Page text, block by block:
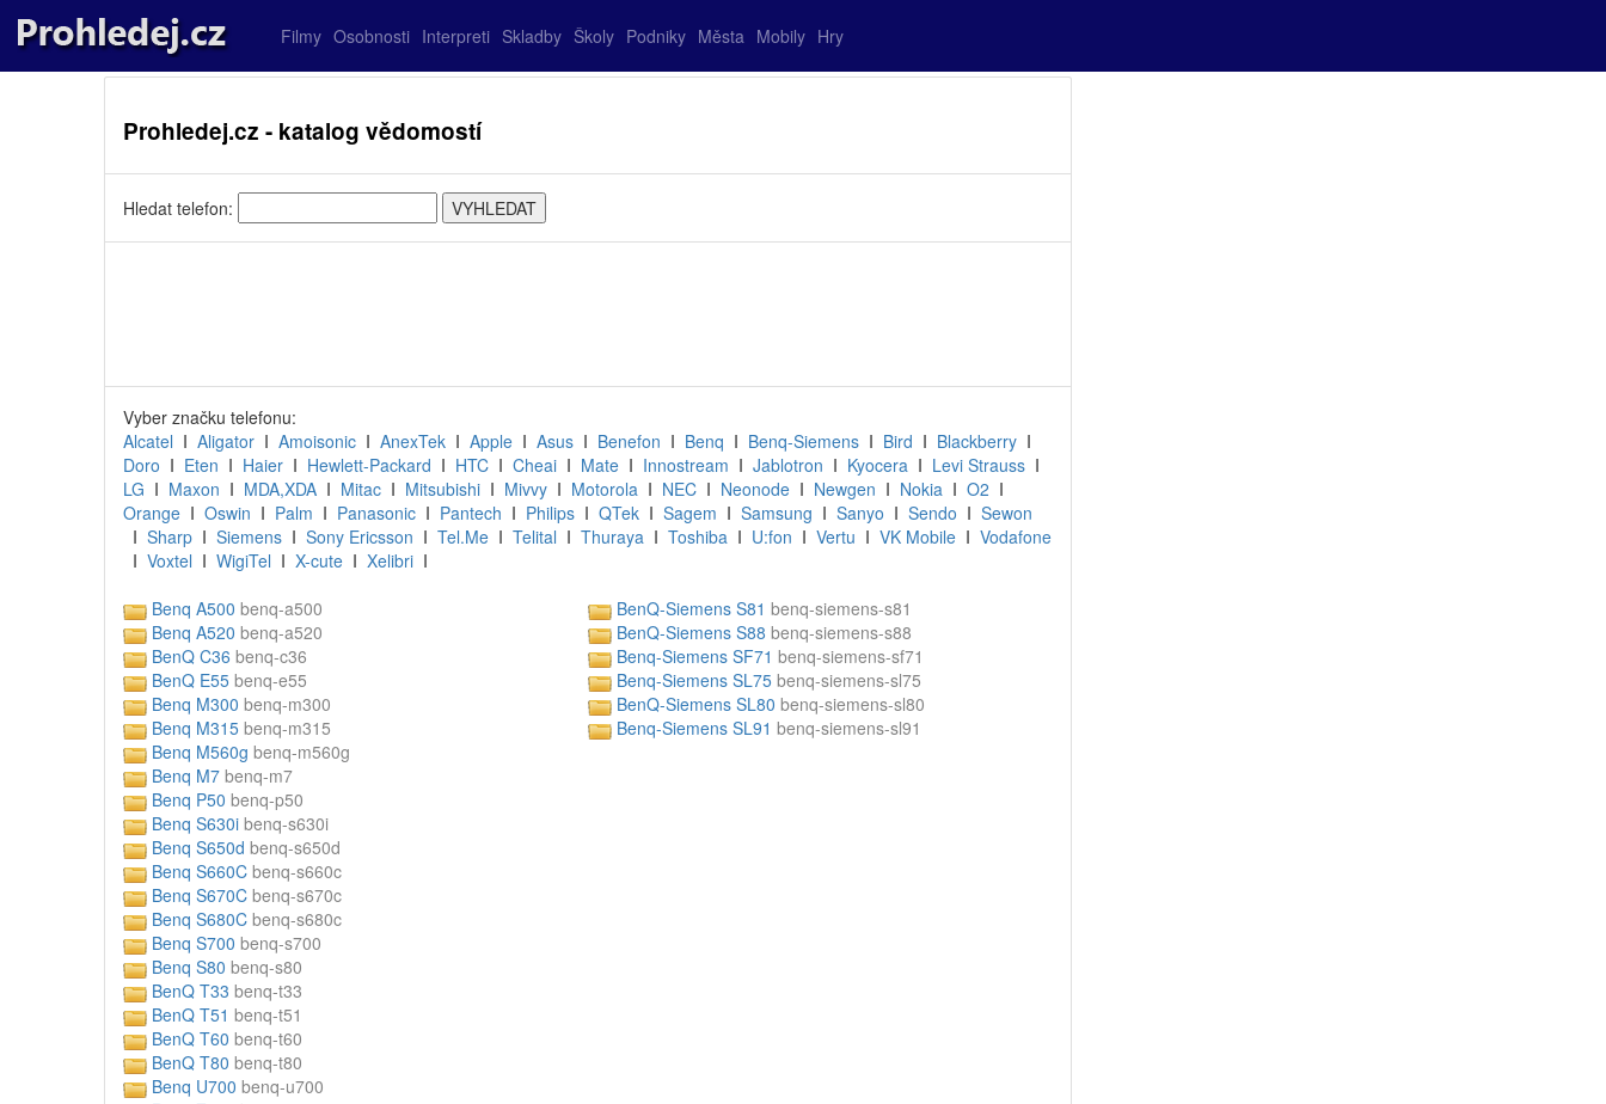
Filmy Osobnosti Interpreti Skladby Školy Podniky Města Mobily Hry
Prohledej.cz - katalog vědomostí
Hledat telefon:
Vyber značku telefonu:
Alcatel I Aligator I Amoisonic I AnexTek I Apple I Asus I Benefon I Benq I Benq-Siemens I Bird I Blackberry I
Doro I Eten I Haier I Hewlett-Packard I HTC I Cheai I Mate I Innostream I Jablotron I Kyocera I Levi Strauss I
LG I Maxon I MDA,XDA I Mitac I Mitsubishi I Mivvy I Motorola I NEC I Neonode I Newgen I Nokia I O2 I
Orange I Oswin I Palm I Panasonic I Pantech I Philips I QTek I Sagem I Samsung I Sanyo I Sendo I Sewon
I Sharp I Siemens I Sony Ericsson I Tel.Me I Telital I Thuraya I Toshiba I U:fon I Vertu I VK Mobile I Vodafone
I Voxtel I WigiTel I X-cute I Xelibri I
Benq A500 benq-a500
Benq A520 benq-a520
BenQ C36 benq-c36
BenQ E55 benq-e55
Benq M300 benq-m300
Benq M315 benq-m315
Benq M560g benq-m560g
Benq M7 benq-m7
Benq P50 benq-p50
Benq S630i benq-s630i
Benq S650d benq-s650d
Benq S660C benq-s660c
Benq S670C benq-s670c
Benq S680C benq-s680c
Benq S700 benq-s700
Benq S80 benq-s80
BenQ T33 benq-t33
BenQ T51 benq-t51
BenQ T60 benq-t60
BenQ T80 benq-t80
Benq U700 benq-u700
BenQ-Siemens S81 benq-siemens-s81
BenQ-Siemens S88 benq-siemens-s88
Benq-Siemens SF71 benq-siemens-sf71
Benq-Siemens SL75 benq-siemens-sl75
BenQ-Siemens SL80 benq-siemens-sl80
Benq-Siemens SL91 benq-siemens-sl91